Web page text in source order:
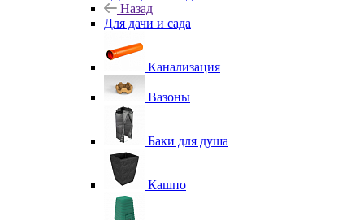
Назад
Для дачи и сада
Канализация
Вазоны
Баки для душа
Кашпо